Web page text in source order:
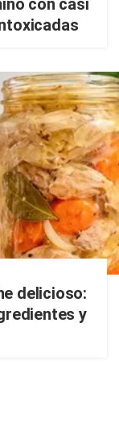
con casi
delicioso:
y